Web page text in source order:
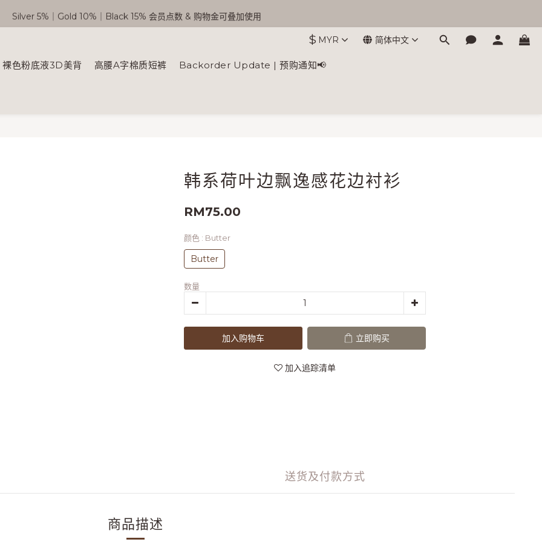
🎉 SC 会员优惠正式开启！
Silver 5%｜Gold 10%｜Black 15% 会员点数 & 购物金可叠加使用
🎉 SC 会员优惠正式开启！
$ MYR 简体中文
裸色粉底液3D美背 高腰A字棉质短裤 Backorder Update | 预购通知📢
韩系荷叶边飘逸感花边衬衫
RM75.00
颜色 : Butter
Butter
数量
加入购物车 立即购买
加入追踪清单
送货及付款方式
商品描述